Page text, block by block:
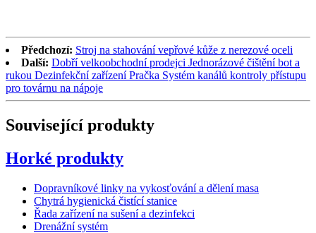
Předchozí: Stroj na stahování vepřové kůže z nerezové oceli
Další: Dobří velkoobchodní prodejci Jednorázové čištění bot a
rukou Dezinfekční zařízení Pračka Systém kanálů kontroly přístupu
pro továrnu na nápoje
Související produkty
Horké produkty
Dopravníkové linky na vykosťování a dělení masa
Chytrá hygienická čistící stanice
Řada zařízení na sušení a dezinfekci
Drenážní systém